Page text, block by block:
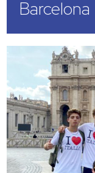
Barcelona